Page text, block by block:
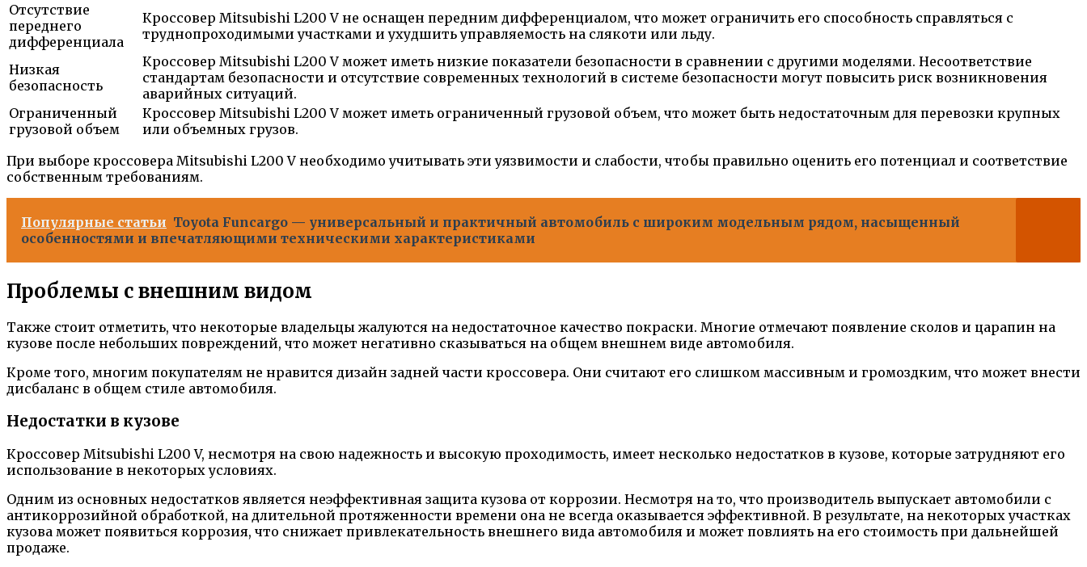
Отсутствие
переднего
дифференциала
Кроссовер Mitsubishi L200 V не оснащен передним дифференциалом, что может ограничить его способность справляться с
труднопроходимыми участками и ухудшить управляемость на слякоти или льду.
Низкая
безопасность
Кроссовер Mitsubishi L200 V может иметь низкие показатели безопасности в сравнении с другими моделями. Несоответствие
стандартам безопасности и отсутствие современных технологий в системе безопасности могут повысить риск возникновения
аварийных ситуаций.
Ограниченный
грузовой объем
Кроссовер Mitsubishi L200 V может иметь ограниченный грузовой объем, что может быть недостаточным для перевозки крупных
или объемных грузов.
При выборе кроссовера Mitsubishi L200 V необходимо учитывать эти уязвимости и слабости, чтобы правильно оценить его потенциал и соответствие
собственным требованиям.
Популярные статьи Toyota Funcargo — универсальный и практичный автомобиль с широким модельным рядом, насыщенный
особенностями и впечатляющими техническими характеристиками
Проблемы с внешним видом
Также стоит отметить, что некоторые владельцы жалуются на недостаточное качество покраски. Многие отмечают появление сколов и царапин на
кузове после небольших повреждений, что может негативно сказываться на общем внешнем виде автомобиля.
Кроме того, многим покупателям не нравится дизайн задней части кроссовера. Они считают его слишком массивным и громоздким, что может внести
дисбаланс в общем стиле автомобиля.
Недостатки в кузове
Кроссовер Mitsubishi L200 V, несмотря на свою надежность и высокую проходимость, имеет несколько недостатков в кузове, которые затрудняют его
использование в некоторых условиях.
Одним из основных недостатков является неэффективная защита кузова от коррозии. Несмотря на то, что производитель выпускает автомобили с
антикоррозийной обработкой, на длительной протяженности времени она не всегда оказывается эффективной. В результате, на некоторых участках
кузова может появиться коррозия, что снижает привлекательность внешнего вида автомобиля и может повлиять на его стоимость при дальнейшей
продаже.